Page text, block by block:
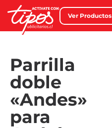
Ver Productos
Parrilla
doble
«Andes»
para